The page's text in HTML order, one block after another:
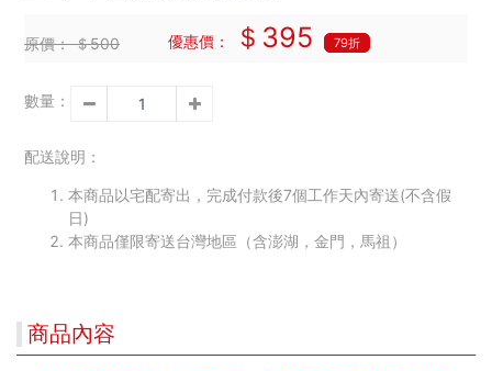
原價：＄500 優惠價： ＄395 79折
數量：
配送說明：
本商品以宅配寄出，完成付款後7個工作天內寄送(不含假
日)
本商品僅限寄送台灣地區（含澎湖，金門，馬祖）
商品內容